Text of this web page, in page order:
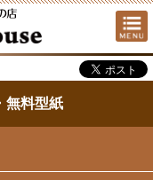
無料型紙